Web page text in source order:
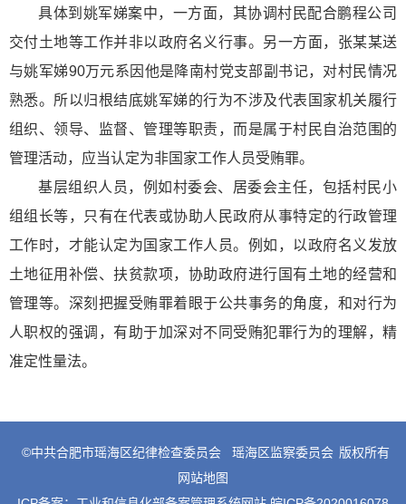
具体到姚军娣案中，一方面，其协调村民配合鹏程公司
交付土地等工作并非以政府名义行事。另一方面，张某某送
与姚军娣90万元系因他是降南村党支部副书记，对村民情况
熟悉。所以归根结底姚军娣的行为不涉及代表国家机关履行
组织、领导、监督、管理等职责，而是属于村民自治范围的
管理活动，应当认定为非国家工作人员受贿罪。
基层组织人员，例如村委会、居委会主任，包括村民小
组组长等，只有在代表或协助人民政府从事特定的行政管理
工作时，才能认定为国家工作人员。例如，以政府名义发放
土地征用补偿、扶贫款项，协助政府进行国有土地的经营和
管理等。深刻把握受贿罪着眼于公共事务的角度，和对行为
人职权的强调，有助于加深对不同受贿犯罪行为的理解，精
准定性量法。
©中共合肥市瑶海区纪律检查委员会 瑶海区监察委员会 版权所有
网站地图